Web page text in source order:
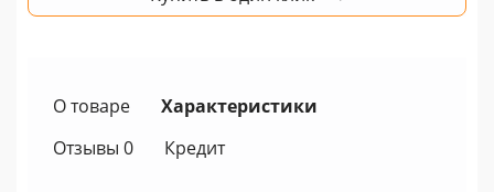
О товаре
Характеристики
Отзывы 0
Кредит